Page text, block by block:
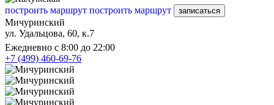
построить маршрут построить маршрут записаться
Мичуринский
ул. Удальцова, 60, к.7
Ежедневно с 8:00 до 22:00
+7 (499) 460-69-76